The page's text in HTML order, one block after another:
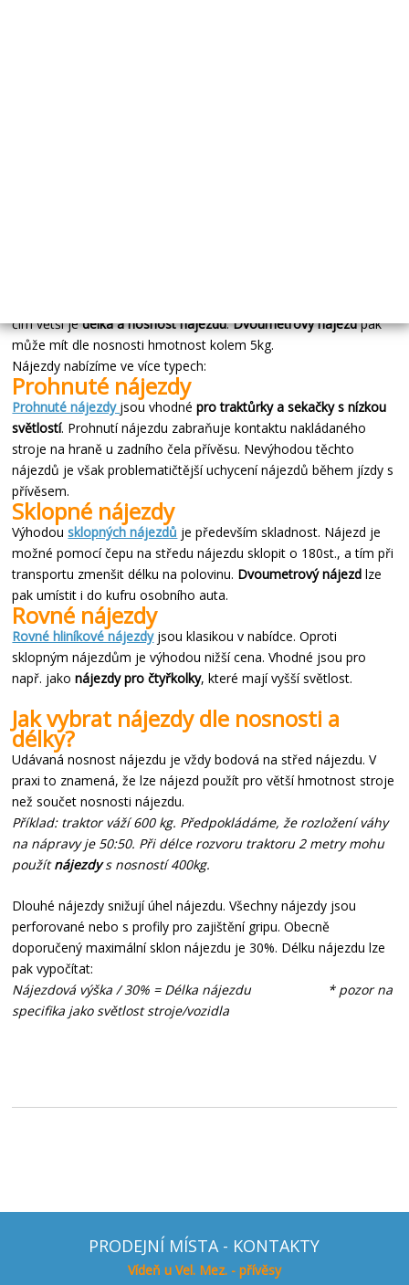
čím větší jedélka a nosnost nájezdu.Dvoumetrový nájezdpak
může mít dle nosnosti hmotnost kolem 5kg.
Nájezdy nabízíme ve více typech:
Prohnuté nájezdy
Prohnuté nájezdy jsou vhodnépro traktůrky a sekačky s nízkou
světlostí. Prohnutí nájezdu zabraňuje kontaktu nakládaného
stroje na hraně u zadního čela přívěsu. Nevýhodou těchto
nájezdů je však problematičtější uchycení nájezdů během jízdy s
přívěsem.
Sklopné nájezdy
Výhodousklopných nájezdů je především skladnost. Nájezd je
možné pomocí čepu na středu nájezdu sklopit o 180st., a tím při
transportu zmenšit délku na polovinu. Dvoumetrový nájezd lze
pak umístit i do kufru osobního auta.
Rovné nájezdy
Rovné hliníkové nájezdyjsou klasikou v nabídce. Oproti
sklopným nájezdům je výhodou nižší cena. Vhodné jsou pro
např. jakonájezdy pro čtyřkolky, které mají vyšší světlost.
Jak vybrat nájezdy dle nosnosti a
délky?
Udávaná nosnost nájezdu je vždy bodová na střed nájezdu. V
praxi to znamená, že lze nájezd použít pro větší hmotnost stroje
než součet nosnosti nájezdu.
Příklad: traktor váží 600 kg. Předpokládáme, že rozložení váhy
na nápravy je 50:50. Při délce rozvoru traktoru 2 metry mohu
použítnájezdys nosností 400kg.
Dlouhé nájezdy snižují úhel nájezdu. Všechny nájezdy jsou
perforované nebo s profily pro zajištění gripu. Obecně
doporučený maximální sklon nájezdu je 30%. Délku nájezdu lze
pak vypočítat:
Nájezdová výška / 30% = Délka nájezdu * pozor na
specifika jako světlost stroje/vozidla
PRODEJNÍ MÍSTA - KONTAKTY
Vídeň u Vel. Mez. - přívěsy